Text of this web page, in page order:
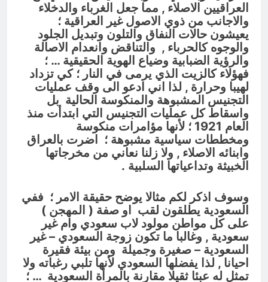
العراقيين الاصلاء , مما جعل الغرباء والدخلاء
والاجانب من ذوي الاصول غير العراقية ؛
يعيشون حالات النفاق والتلون وتبديل الجلود
والوجوه كالحرباء , والتناقض وانعدام الاصالة
والرؤية الضبابية وضياع الهوية الحقيقية … ؛
فهؤلاء كالزيت الذي يرمى في النار ؛ كي تزداد
لهيبا وحرارة , لذا اني ادعو الى وقف عمليات
التجنيس المشبوهة والمنكوسة الحالية بل
واسقاط كل عمليات التجنيس التي ابتدأت منذ
العام 1921 ؛ لأنها مؤامرات منكوسة
ومخططات سياسية مشبوهة ؛ اضرت بالعراق
وابنائه الاصلاء , ولا زلنا نعاني من مخرجاتها
الخبيثة وتداعياتها السلبية .
وسوف اذكر لكم مثالا يوضح حقيقة الامر ؛ ففي
السعودية يطلقون لقب او صفة ( المهجن )
على كل مواطن مولود لاب سعودي وام غير
سعودية , وغالبا ما تكون زوجة السعودي – غير
السعودية – صغيرة وجميلة ومن بيئة فقيرة
احيانا , لذا يفضلها السعودي لأنها تلبي رغباته ولا
تمثل له عبئا ثقيلا مقارنة بالمرأة السعودية … ؛